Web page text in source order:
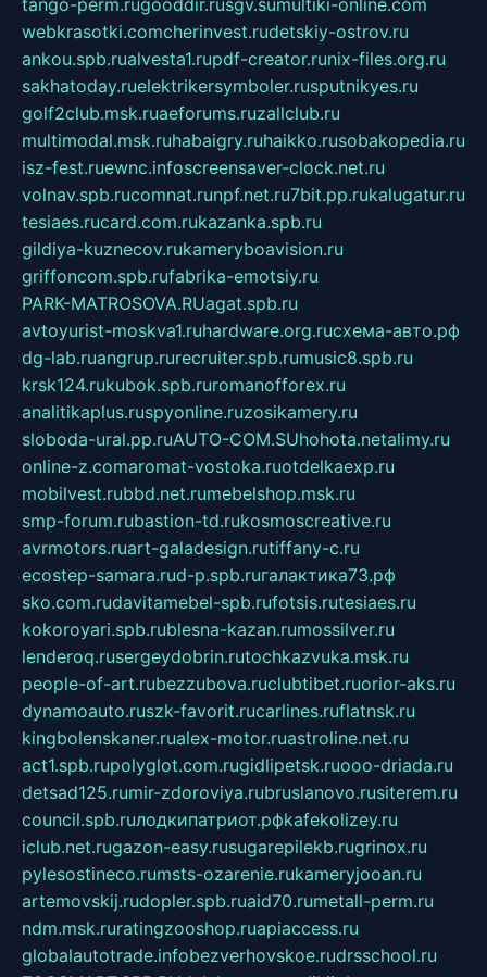
tango-perm.rugooddir.rusgv.sumultiki-online.com
webkrasotki.comcherinvest.rudetskiy-ostrov.ru
ankou.spb.rualvesta1.rupdf-creator.runix-files.org.ru
sakhatoday.ruelektrikersymboler.rusputnikyes.ru
golf2club.msk.ruaeforums.ruzallclub.ru
multimodal.msk.ruhabaigry.ruhaikko.rusobakopedia.ru
isz-fest.ruewnc.infoscreensaver-clock.net.ru
volnav.spb.rucomnat.runpf.net.ru7bit.pp.rukalugatur.ru
tesiaes.rucard.com.rukazanka.spb.ru
gildiya-kuznecov.rukameryboavision.ru
griffoncom.spb.rufabrika-emotsiy.ru
PARK-MATROSOVA.RUagat.spb.ru
avtoyurist-moskva1.ruhardware.org.ruсхема-авто.рф
dg-lab.ruangrup.rurecruiter.spb.rumusic8.spb.ru
krsk124.rukubok.spb.ruromanofforex.ru
analitikaplus.ruspyonline.ruzosikamery.ru
sloboda-ural.pp.ruAUTO-COM.SUhohota.netalimy.ru
online-z.comaromat-vostoka.ruotdelkaexp.ru
mobilvest.rubbd.net.rumebelshop.msk.ru
smp-forum.rubastion-td.rukosmoscreative.ru
avrmotors.ruart-galadesign.rutiffany-c.ru
ecostep-samara.rud-p.spb.ruгалактика73.рф
sko.com.rudavitamebel-spb.rufotsis.rutesiaes.ru
kokoroyari.spb.rublesna-kazan.rumossilver.ru
lenderoq.rusergeydobrin.rutochkazvuka.msk.ru
people-of-art.rubezzubova.ruclubtibet.ruorior-aks.ru
dynamoauto.ruszk-favorit.rucarlines.ruflatnsk.ru
kingbolenskaner.rualex-motor.ruastroline.net.ru
act1.spb.rupolyglot.com.rugidlipetsk.ruooo-driada.ru
detsad125.rumir-zdoroviya.rubruslanovo.rusiterem.ru
council.spb.ruлодкипатриот.рфkafekolizey.ru
iclub.net.rugazon-easy.rusugarepilekb.rugrinox.ru
pylesostineco.rumsts-ozarenie.rukameryjooan.ru
artemovskij.rudopler.spb.ruaid70.rumetall-perm.ru
ndm.msk.ruratingzooshop.ruapiaccess.ru
globalautotrade.infobezverhovskoe.rudrsschool.ru